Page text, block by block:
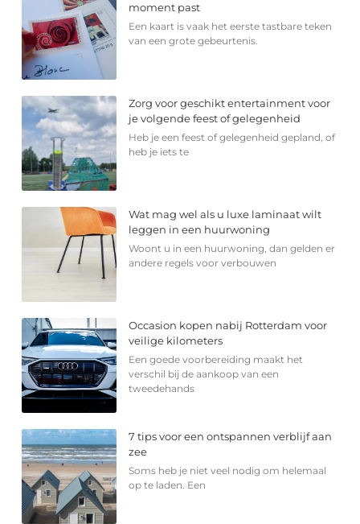
moment past
Een kaart is vaak het eerste tastbare teken
van een grote gebeurtenis.
Zorg voor geschikt entertainment voor
je volgende feest of gelegenheid
Heb je een feest of gelegenheid gepland, of
heb je iets te
Wat mag wel als u luxe laminaat wilt
leggen in een huurwoning
Woont u in een huurwoning, dan gelden er
andere regels voor verbouwen
Occasion kopen nabij Rotterdam voor
veilige kilometers
Een goede voorbereiding maakt het
verschil bij de aankoop van een
tweedehands
7 tips voor een ontspannen verblijf aan
zee
Soms heb je niet veel nodig om helemaal
op te laden. Een